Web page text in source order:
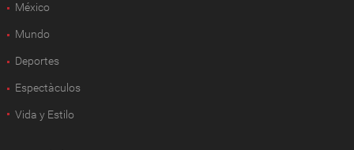
México
Mundo
Deportes
Espectàculos
Vida y Estilo